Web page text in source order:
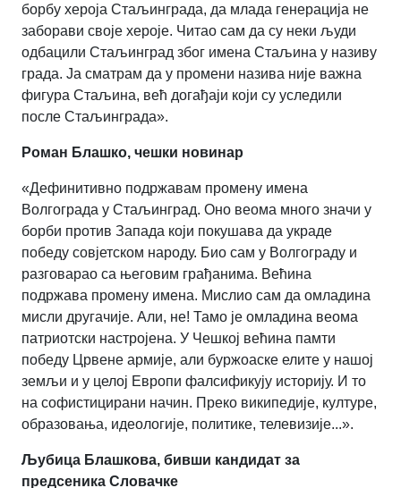
борбу хероја Стаљинграда, да млада генерација не
заборави своје хероје. Читао сам да су неки људи
одбацили Стаљинград због имена Стаљина у називу
града. Ја сматрам да у промени назива није важна
фигура Стаљина, већ догађаји који су уследили
после Стаљинграда».
Роман Блашко, чешки новинар
«Дефинитивно подржавам промену имена
Волгограда у Стаљинград. Оно веома много значи у
борби против Запада који покушава да украде
победу совјетском народу. Био сам у Волгограду и
разговарао са његовим грађанима. Већина
подржава промену имена. Мислио сам да омладина
мисли другачије. Али, не! Тамо је омладина веома
патриотски настројена. У Чешкој већина памти
победу Црвене армије, али буржоаске елите у нашој
земљи и у целој Европи фалсификују историју. И то
на софистицирани начин. Преко википедије, културе,
образовања, идеологије, политике, телевизије...».
Љубица Блашкова, бивши кандидат за
предсеника Словачке